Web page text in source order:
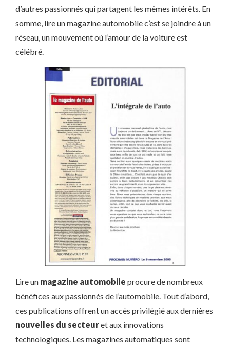
d’autres passionnés qui partagent les mêmes intérêts. En
somme, lire un magazine automobile c’est se joindre à un
réseau, un mouvement où l’amour de la voiture est
célébré.
Lire un magazine automobile procure de nombreux
bénéfices aux passionnés de l’automobile. Tout d’abord,
ces publications offrent un accès privilégié aux dernières
nouvelles du secteuret aux innovations
technologiques. Les magazines automatiques sont